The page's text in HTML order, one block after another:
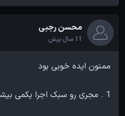
محسن رجبی
11 سال پیش